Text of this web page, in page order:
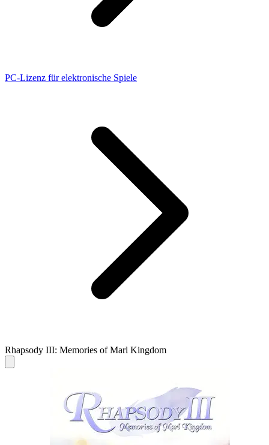
PC-Lizenz für elektronische Spiele
Rhapsody III: Memories of Marl Kingdom